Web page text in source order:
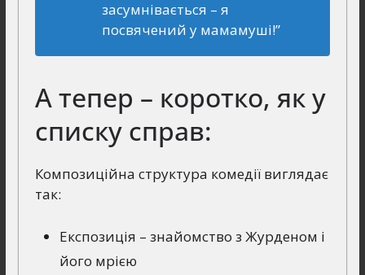
засумнівається – я
посвячений у мамамуші!”
А тепер – коротко, як у
списку справ:
Композиційна структура комедії виглядає
так:
Експозиція – знайомство з Журденом і
його мрією